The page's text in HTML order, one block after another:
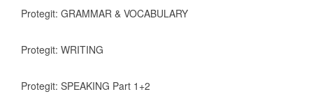
Protegit: GRAMMAR & VOCABULARY
Protegit: WRITING
Protegit: SPEAKING Part 1+2